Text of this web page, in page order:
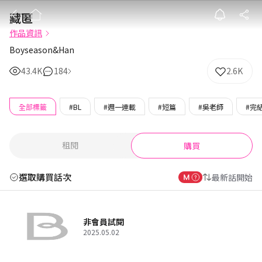
藏匿
藏匿
作品資訊
Boyseason&Han
43.4K
184 2.6K
全部標籤 #BL #週一連載 #短篇 #吳老師 #完
租閱 購買
選取購買話次 最新話開始
非會員試閱
2025.05.02